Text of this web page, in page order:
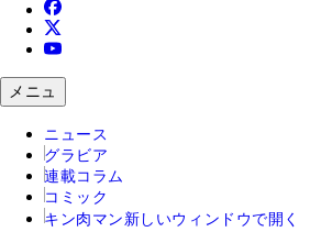
メニュ
ニュース
グラビア
連載コラム
コミック
キン肉マン 新しいウィンドウで開く